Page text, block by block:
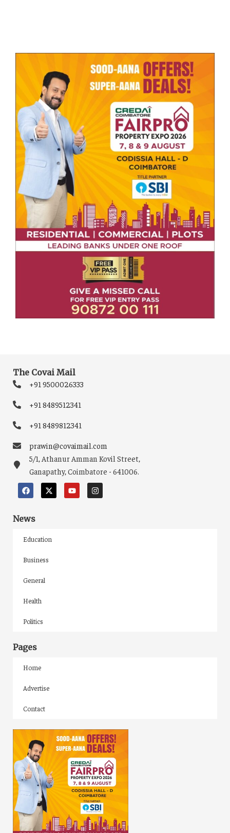
The Covai Mail
+91 9500026333
+91 8489512341
+91 8489812341
prawin@covaimail.com
5/1, Athanur Amman Kovil Street,
Ganapathy, Coimbatore - 641006.
News
Education
Business
General
Health
Politics
Pages
Home
Advertise
Contact